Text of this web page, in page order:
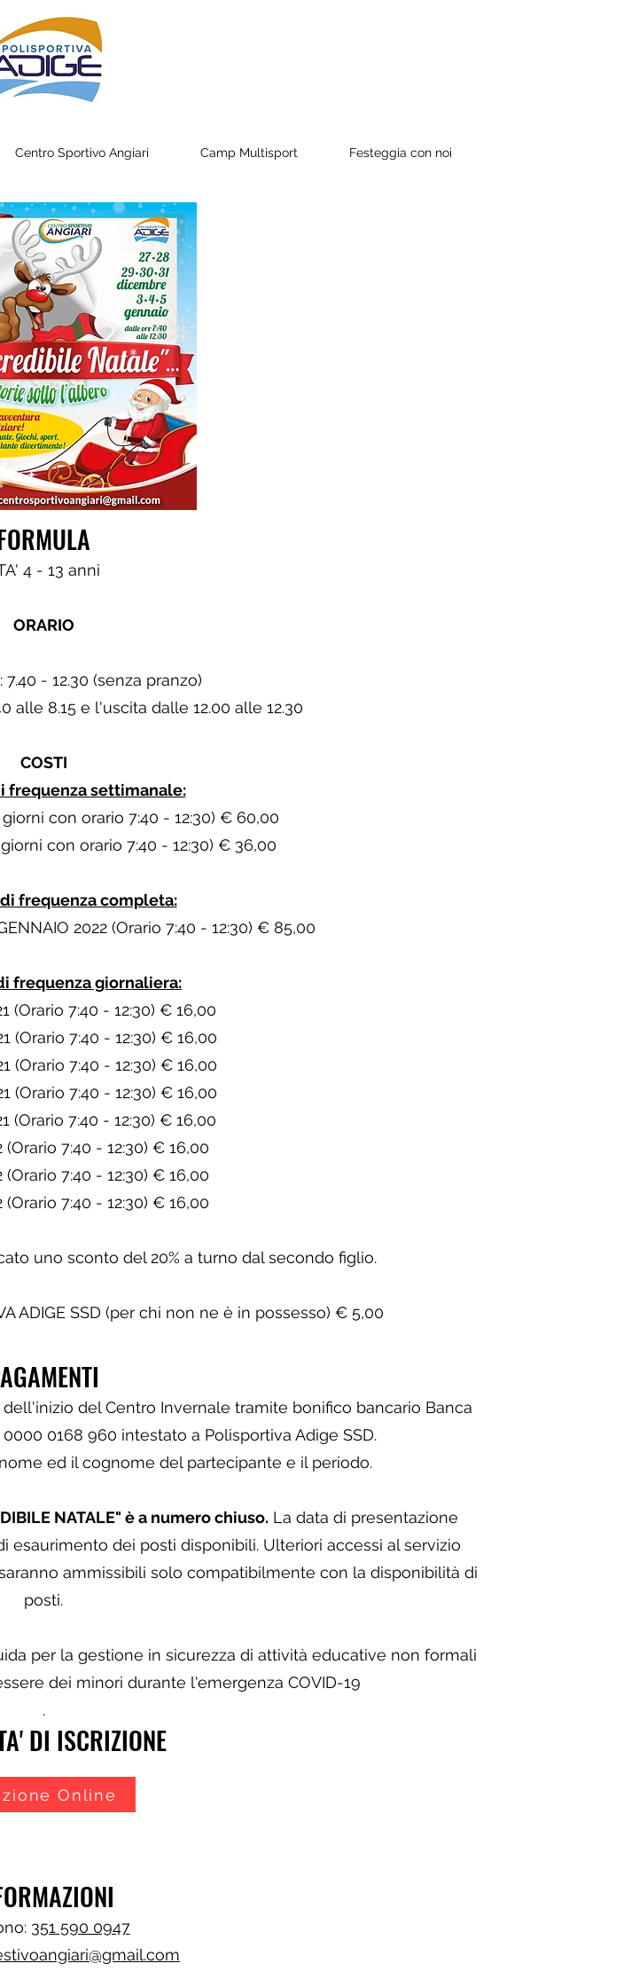
Centro Sportivo Angiari Camp Multisport Festeggia con noi
4 - 13 anni
ORARIO
- 12.30 (senza pranzo)
alle 8.15 e l'uscita dalle 12.00 alle 12.30
COSTI
frequenza settimanale:
giorni con orario 7:40 - 12:30) € 60,00
con orario 7:40 - 12:30) € 36,00
frequenza completa:
2022 (Orario 7:40 - 12:30) € 85,00
frequenza giornaliera:
(Orario 7:40 - 12:30) € 16,00
(Orario 7:40 - 12:30) € 16,00
(Orario 7:40 - 12:30) € 16,00
(Orario 7:40 - 12:30) € 16,00
(Orario 7:40 - 12:30) € 16,00
(Orario 7:40 - 12:30) € 16,00
(Orario 7:40 - 12:30) € 16,00
(Orario 7:40 - 12:30) € 16,00
uno sconto del 20% a turno dal secondo figlio.
ADIGE SSD (per chi non ne è in possesso) € 5,00
del Centro Invernale tramite bonifico bancario Banca
0168 960 intestato a Polisportiva Adige SSD.
ed il cognome del partecipante e il periodo.
NATALE" è a numero chiuso. La data di presentazione
dei posti disponibili. Ulteriori accessi al servizio
ammissibili solo compatibilmente con la disponibilità di
posti.
per la gestione in sicurezza di attività educative non formali
dei minori durante l'emergenza COVID-19
.
DI ISCRIZIONE
351 590 0947
Online